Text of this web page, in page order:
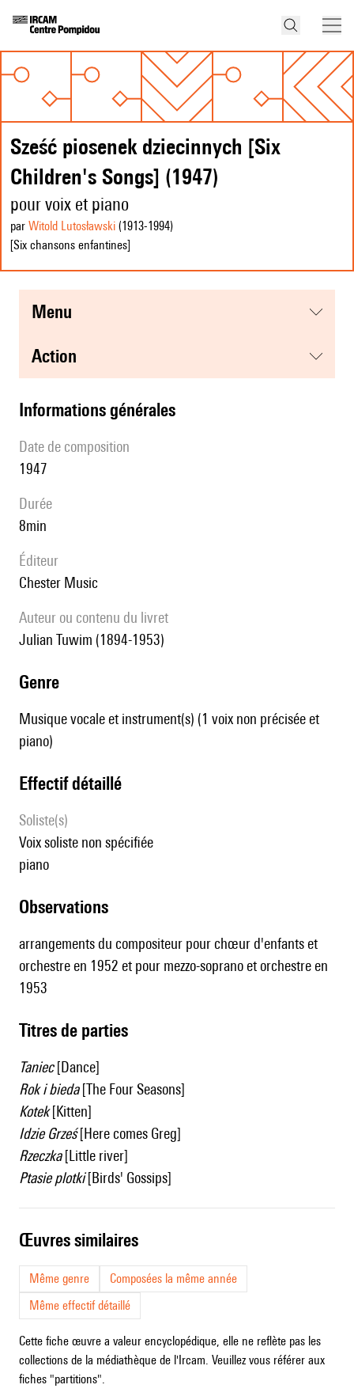
Sześć piosenek dziecinnych [Six
Children's Songs] (1947)
pour voix et piano
par Witold Lutosławski (1913-1994)
[Six chansons enfantines]
menu
action
informations générales
date de composition
1947
durée
8min
éditeur
Chester Music
Auteur ou contenu du livret
Julian Tuwim (1894-1953)
genre
Musique vocale et instrument(s) (1 voix non précisée et
piano)
effectif détaillé
Soliste(s)
voix soliste non spécifiée
piano
observations
arrangements du compositeur pour chœur d'enfants et
orchestreen 1952 et pour mezzo-soprano et orchestreen
1953
Titres de parties
Taniec[Dance]
Rok i bieda[The Four Seasons]
Kotek[Kitten]
Idzie Grześ[Here comes Greg]
Rzeczka[Little river]
Ptasie plotki[Birds' Gossips]
œuvres similaires
Même genre
Composées la même année
Même effectif détaillé
Cette fiche œuvre a valeur encyclopédique, elle ne reflète pas les
collections de la médiathèque de l'Ircam. Veuillez vous référer aux
fiches "partitions".